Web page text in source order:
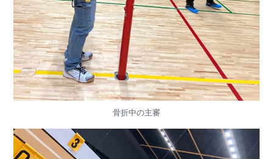
骨折中の主審